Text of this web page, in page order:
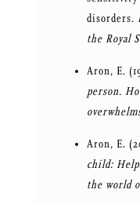
disorders.
the Royal
Aron, E.
person.
Aron, E.
child:
the world